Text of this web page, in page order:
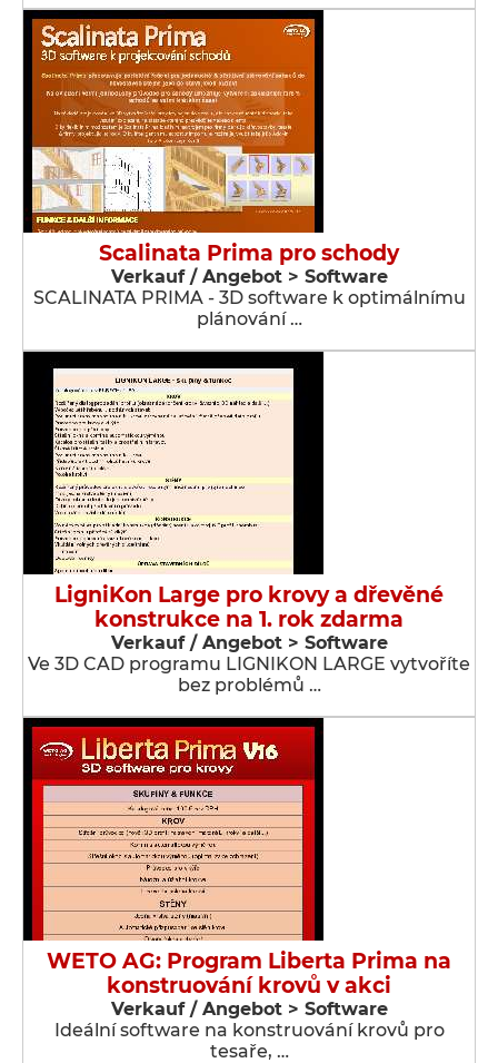
Scalinata Prima pro schody
Verkauf / Angebot > Software
SCALINATA PRIMA - 3D software k optimálnímu
plánování …
LigniKon Large pro krovy a dřevěné
konstrukce na 1. rok zdarma
Verkauf / Angebot > Software
Ve 3D CAD programu LIGNIKON LARGE vytvoříte
bez problémů …
WETO AG: Program Liberta Prima na
konstruování krovů v akci
Verkauf / Angebot > Software
Ideální software na konstruování krovů pro
tesaře, …